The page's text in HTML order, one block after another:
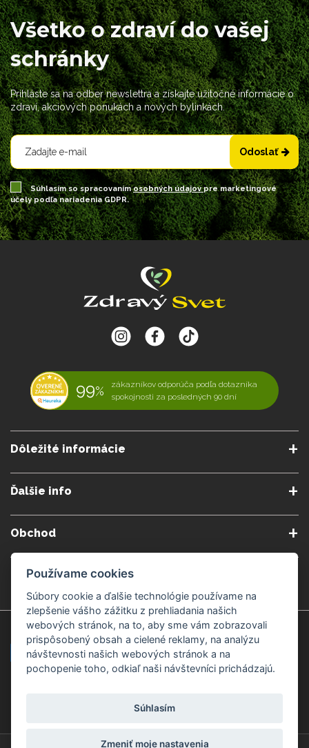
Všetko o zdraví do vašej
schránky
Prihláste sa na odber newslettra a získajte užitočné informácie o
zdraví, akciových ponukách a nových bylinkách.
Odoslať
Súhlasím so spracovanímosobných údajovpre marketingové
účely podľa nariadenia GDPR.
99%
zákazníkov odporúča podľa dotazníka
spokojnosti za posledných 90 dní
Dôležité informácie
Ochrana osobných údajov
Cookies nastavenia
Ďalšie info
Gemmoterapia
Obchod
Nakupuj bezpečne Veľkoobchod
Kamenné predajne
Považská Bystrica v Kauflande Považská Bystrica Mpark
Žilina Čadca
Záruka kvality
Používame cookies
Súbory cookie a ďalšie technológie používame na
zlepšenie vášho zážitku z prehliadania našich
webových stránok, na to, aby sme vám zobrazovali
prispôsobený obsah a cielené reklamy, na analýzu
návštevnosti našich webových stránok a na
pochopenie toho, odkiaľ naši návštevníci prichádzajú.
Súhlasím
Zmeniť moje nastavenia